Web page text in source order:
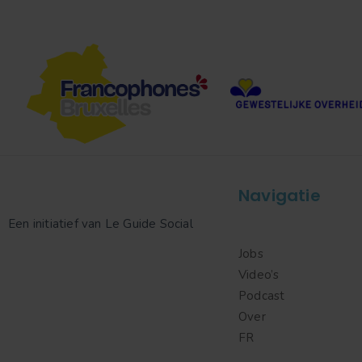
Een initiatief van Le Guide Social
Navigatie
Jobs
Video’s
Podcast
Over
FR